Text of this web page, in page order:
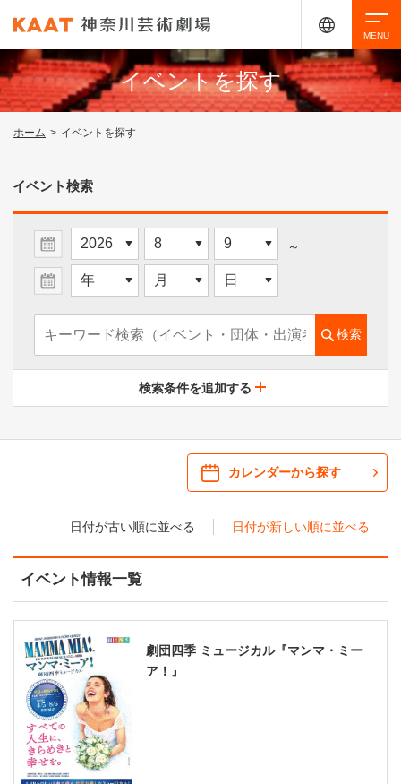
イベントを探す
・ イベント一覧
・ イベントカレンダー
・ 館内サービス・アクセシビリティ
・ 交通案内
KAATについて
・ ミッション
・ 芸術監督
・ 施設概要
・ フロアマップ
・ レストラン/カフェ
KAAT 神奈川芸術劇場
SNS
検索
イベントを探す
ホーム > イベントを探す
イベント検索
～
検索
検索条件を追加する
カレンダーから探す
日付が古い順に並べる 日付が新しい順に並べる
イベント情報一覧
劇団四季 ミュージカル『マンマ・ミー
ア！』